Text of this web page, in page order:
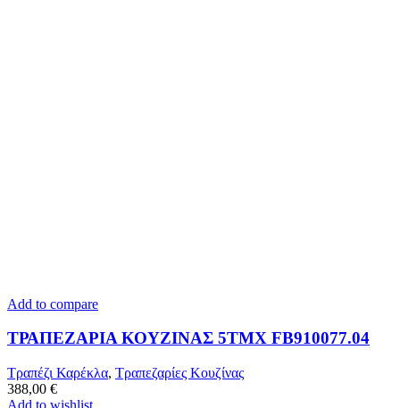
Add to compare
ΤΡΑΠΕΖΑΡΙΑ ΚΟΥΖΙΝΑΣ 5ΤΜΧ FB910077.04
Τραπέζι Καρέκλα, Τραπεζαρίες Κουζίνας
388,00 €
Add to wishlist